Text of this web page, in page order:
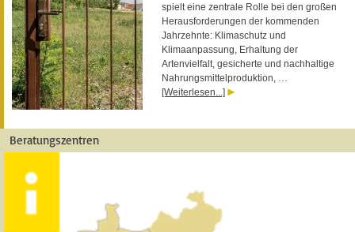
spielt eine zentrale Rolle bei den großen
Herausforderungen der kommenden
Jahrzehnte: Klimaschutz und
Klimaanpassung, Erhaltung der
Artenvielfalt, gesicherte und nachhaltige
Nahrungsmittelproduktion, …
[Weiterlesen...]
Beratungszentren